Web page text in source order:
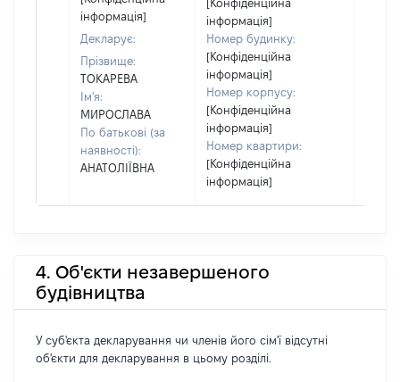
інформація]
Декларує:
Прізвище:
ТОКАРЕВА
Ім'я:
МИРОСЛАВА
По батькові (за
наявності):
АНАТОЛІЇВНА
[Конфіденційна
інформація]
Номер будинку:
[Конфіденційна
інформація]
Номер корпусу:
[Конфіденційна
інформація]
Номер квартири:
[Конфіденційна
інформація]
4. Об'єкти незавершеного
будівництва
У суб'єкта декларування чи членів його сім'ї відсутні
об'єкти для декларування в цьому розділі.